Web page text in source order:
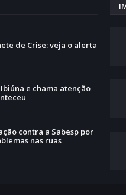
de Crise: veja o alerta
e chama atenção
contra a Sabesp por
nas ruas